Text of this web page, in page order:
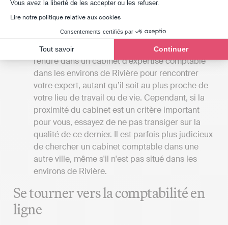
Vous avez la liberté de les accepter ou les refuser.
Lire notre politique relative aux cookies
Consentements certifiés par
Tout savoir Continuer
gestion de leur comptabilité, tandis que l'expert
comptable réalise toutes les démarches pour le
compte de son client.
La proximité du cabinet
: Si vous souhaitez vous
rendre dans un cabinet d’expertise comptable
dans les environs de Rivière pour rencontrer
votre expert, autant qu’il soit au plus proche de
votre lieu de travail ou de vie. Cependant, si la
proximité du cabinet est un critère important
pour vous, essayez de ne pas transiger sur la
qualité de ce dernier. Il est parfois plus judicieux
de chercher un cabinet comptable dans une
autre ville, même s'il n'est pas situé dans les
environs de Rivière.
Se tourner vers la comptabilité en
ligne